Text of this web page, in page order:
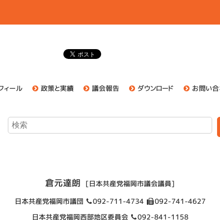
ィール 政策と実績 議会報告 ダウンロード お問い
倉元達朗
[日本共産党福岡市議会議員]
日本共産党福岡市議団
092-711-4734
092-741-4627
日本共産党福岡西部地区委員会
092-841-1158